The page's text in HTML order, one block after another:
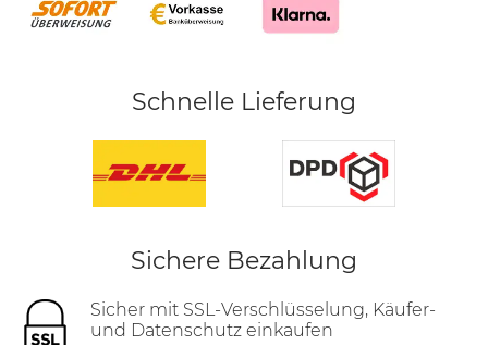
Schnelle Lieferung
Sichere Bezahlung
Sicher mit SSL-Verschlüsselung, Käufer-
und Datenschutz einkaufen